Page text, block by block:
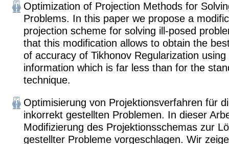
Optimization of Projection Methods for
Problems. In this paper we propose a
projection scheme for solving ill-posed
that this modification allows to obtain the
of accuracy of Tikhonov Regularization
information which is far less than for the
technique.
Optimisierung von Projektionsverfahren für
inkorrekt gestellten Problemen. In dieser
Modifizierung des Projektionsschemas zur
gestellter Probleme vorgeschlagen. Wir